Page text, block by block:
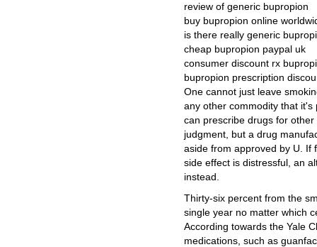
review of generic bupropion
buy bupropion online
is there really generic
cheap bupropion paypal uk
consumer discount rx
bupropion prescription
One cannot just leave
any other commodity that
can prescribe drugs for
judgment, but a drug
aside from approved by U. If
side effect is distressful, an
instead.
Thirty-six percent from the
single year no matter which
According towards the Yale
medications, such as